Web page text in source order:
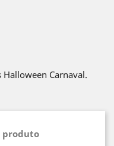
Carnaval.
produto